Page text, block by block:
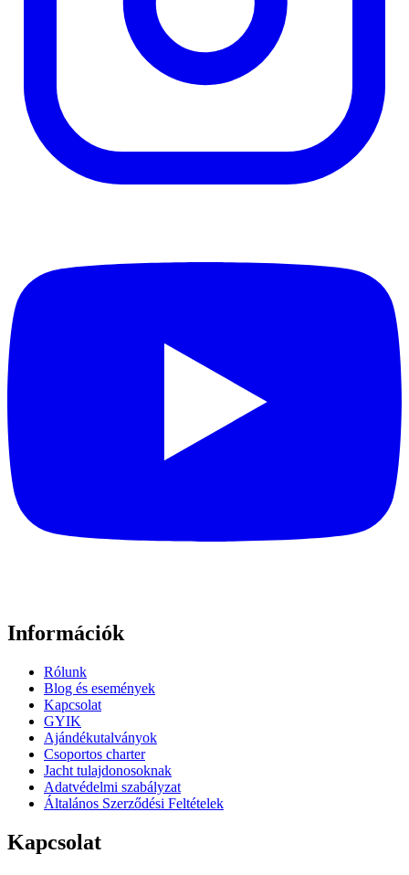
Információk
Rólunk
Blog és események
Kapcsolat
GYIK
Ajándékutalványok
Csoportos charter
Jacht tulajdonosoknak
Adatvédelmi szabályzat
Általános Szerződési Feltételek
Kapcsolat